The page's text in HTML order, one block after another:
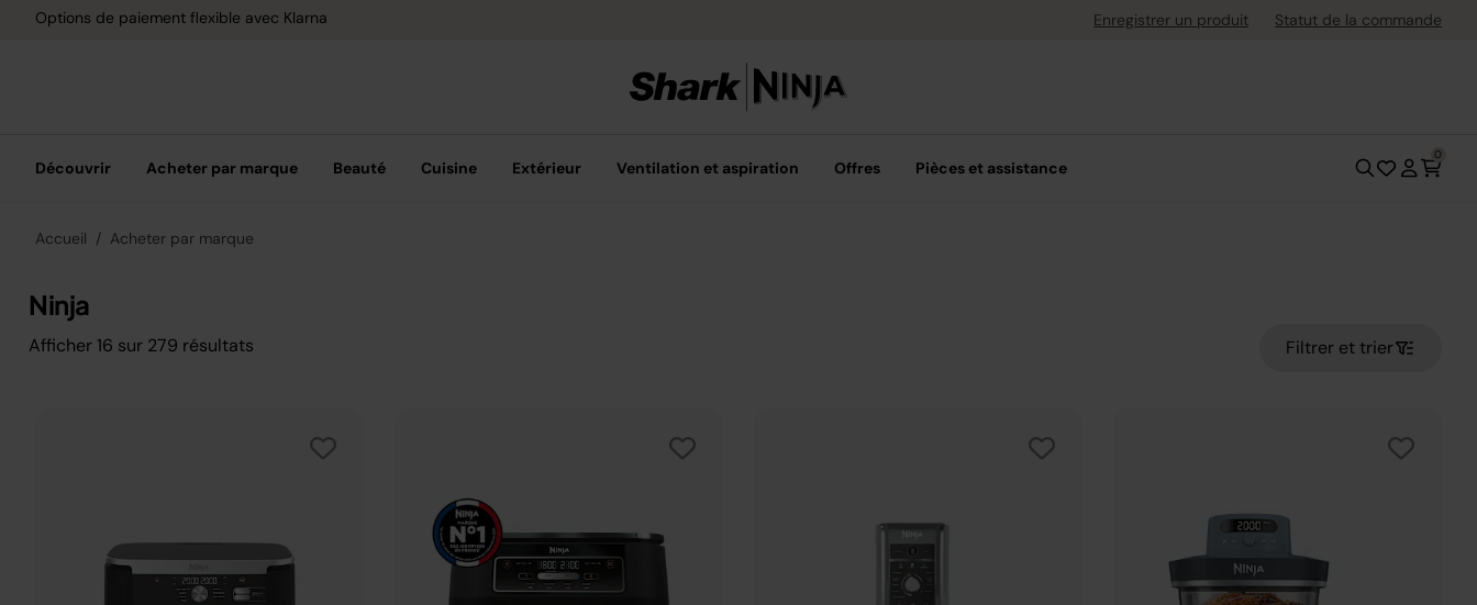
Options de paiement flexible avec Klarna Livraison gratuite dès 40 € d'achatEnregistrer un produit Statut de la commande
Découvrir Acheter par marque Beauté Cuisine Extérieur Ventilation et aspiration Offres Pièces et assistance
0
Accueil Acheter par marque
Ninja
Afficher 16 sur 279 résultats Filtrer et trier